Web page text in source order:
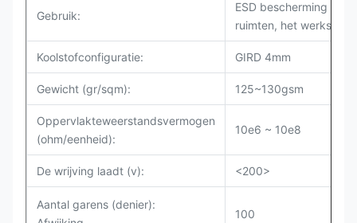
Gebruik:
ESD bescherming in
ruimten, het
Koolstofconfiguratie: GIRD 4mm
Gewicht (gr/sqm): 125~130gsm
Oppervlakteweerstandsvermogen
(ohm/eenheid):
10e6 ~ 10e8
De wrijving laadt (v): <200>
Aantal garens (denier):
100